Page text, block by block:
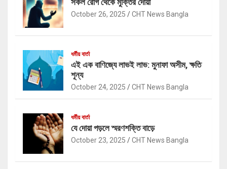
সকল রোগ থেকে মুক্তির দোয়া
October 26, 2025 CHT News Bangla
ধর্মীয় বার্তা
এই এক বাণিজ্যে লাভই লাভ: মুনাফা অসীম, ক্ষতি
শূন্য
October 24, 2025 CHT News Bangla
ধর্মীয় বার্তা
যে দোয়া পড়লে স্মরণশক্তি বাড়ে
October 23, 2025 CHT News Bangla